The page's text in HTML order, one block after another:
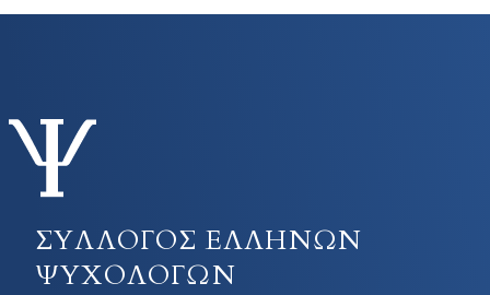
ΣΥΛΛΟΓΟΣ ΕΛΛΗΝΩΝ
ΨΥΧΟΛΟΓΩΝ